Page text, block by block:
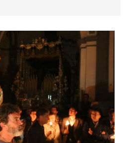
Hvor kan man bo
Mat & Restauranter
og barer
og spenning Strender